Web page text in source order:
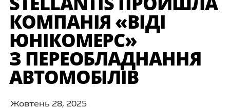
КОМПАНІЯ «ВІДІ
ЮНІКОМЕРС»
З ПЕРЕОБЛАДНАННЯ
АВТОМОБІЛІВ
Жовтень 28, 2025